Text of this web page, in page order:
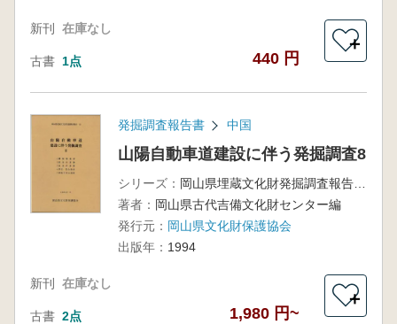
新刊 在庫なし
古書 1点 440 円
＋
発掘調査報告書 中国
山陽自動車道建設に伴う発掘調査8
シリーズ：
岡山県埋蔵文化財発掘調査報告89
著者： 岡山県古代吉備文化財センター編
発行元： 岡山県文化財保護協会
出版年： 1994
新刊 在庫なし
古書 2点 1,980 円~
＋